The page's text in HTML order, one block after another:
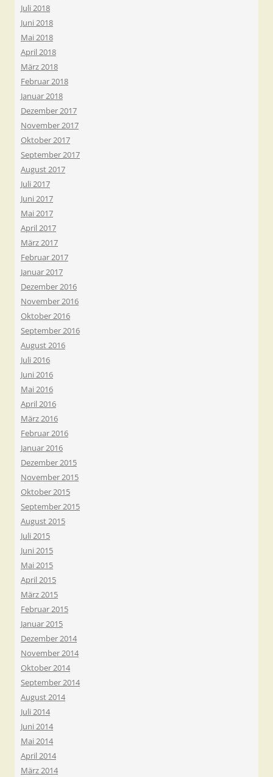
Juli 2018
Juni 2018
Mai 2018
April 2018
März 2018
Februar 2018
Januar 2018
Dezember 2017
November 2017
Oktober 2017
September 2017
August 2017
Juli 2017
Juni 2017
Mai 2017
April 2017
März 2017
Februar 2017
Januar 2017
Dezember 2016
November 2016
Oktober 2016
September 2016
August 2016
Juli 2016
Juni 2016
Mai 2016
April 2016
März 2016
Februar 2016
Januar 2016
Dezember 2015
November 2015
Oktober 2015
September 2015
August 2015
Juli 2015
Juni 2015
Mai 2015
April 2015
März 2015
Februar 2015
Januar 2015
Dezember 2014
November 2014
Oktober 2014
September 2014
August 2014
Juli 2014
Juni 2014
Mai 2014
April 2014
März 2014